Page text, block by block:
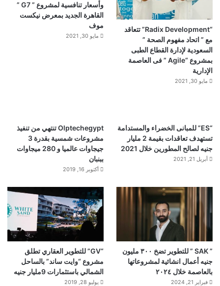
“Radix Development” تتعاقد
مع ” اتحاد مفهوم الصحة ”
السعودية لإدارة القطاع الطبى
بمشروع “Agile ” فى العاصمة
الإدارية
مايو 30, 2021
وأسعار تنافسية لمشروع ” G7 ”
القاهرة الجديد بمعرض نيكست
موف
مايو 30, 2021
“ES” للمبانى الخضراء والمستدامة
تستهدف تعاقدات بقيمة 2 مليار
جنيه لصالح المطورين خلال 2021
أبريل 21, 2021
Olptechegypt تنتهي من تنفيذ
مشروعات شمسية بقدرة 3
جيجاوات عالميا و 280 ميجاوات
ببنبان
أكتوبر 16, 2019
” SAK ” للتطوير تضخ ٣٠٠ مليون
جنيه أعمال انشائية لمشروعاتها
بالعاصمة خلال ٢٠٢٤
فبراير 21, 2024
“GV” للتطوير العقاري تطلق
مشروع “وايت ساند” بالساحل
الشمالي باستثمارات 9مليار جنيه
يوليو 28, 2019